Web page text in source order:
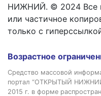
НИЖНИЙ. © 2024 Все
или частичное
только с
Возрастное
Средство массовой
портал “ОТКРЫТЫЙ
2015 г. в форме